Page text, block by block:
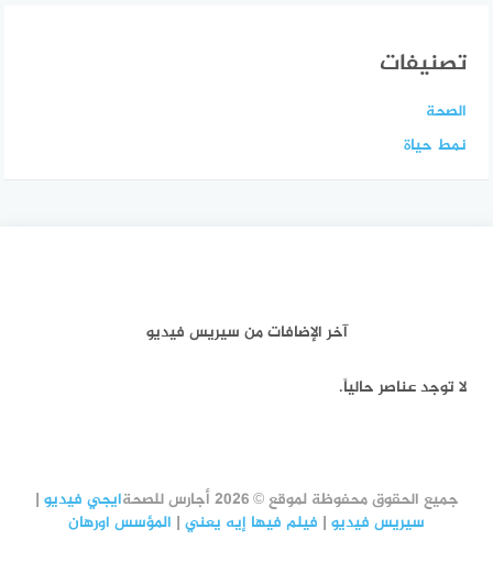
تصنيفات
الصحة
نمط حياة
آخر الإضافات من سيريس فيديو
لا توجد عناصر حالياً.
جميع الحقوق محفوظة لموقع © 2026 أجارس للصحة ايجي فيديو |
سيريس فيديو | فيلم فيها إيه يعني | المؤسس اورهان